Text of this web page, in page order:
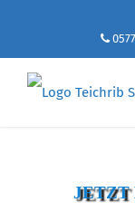
JETZT